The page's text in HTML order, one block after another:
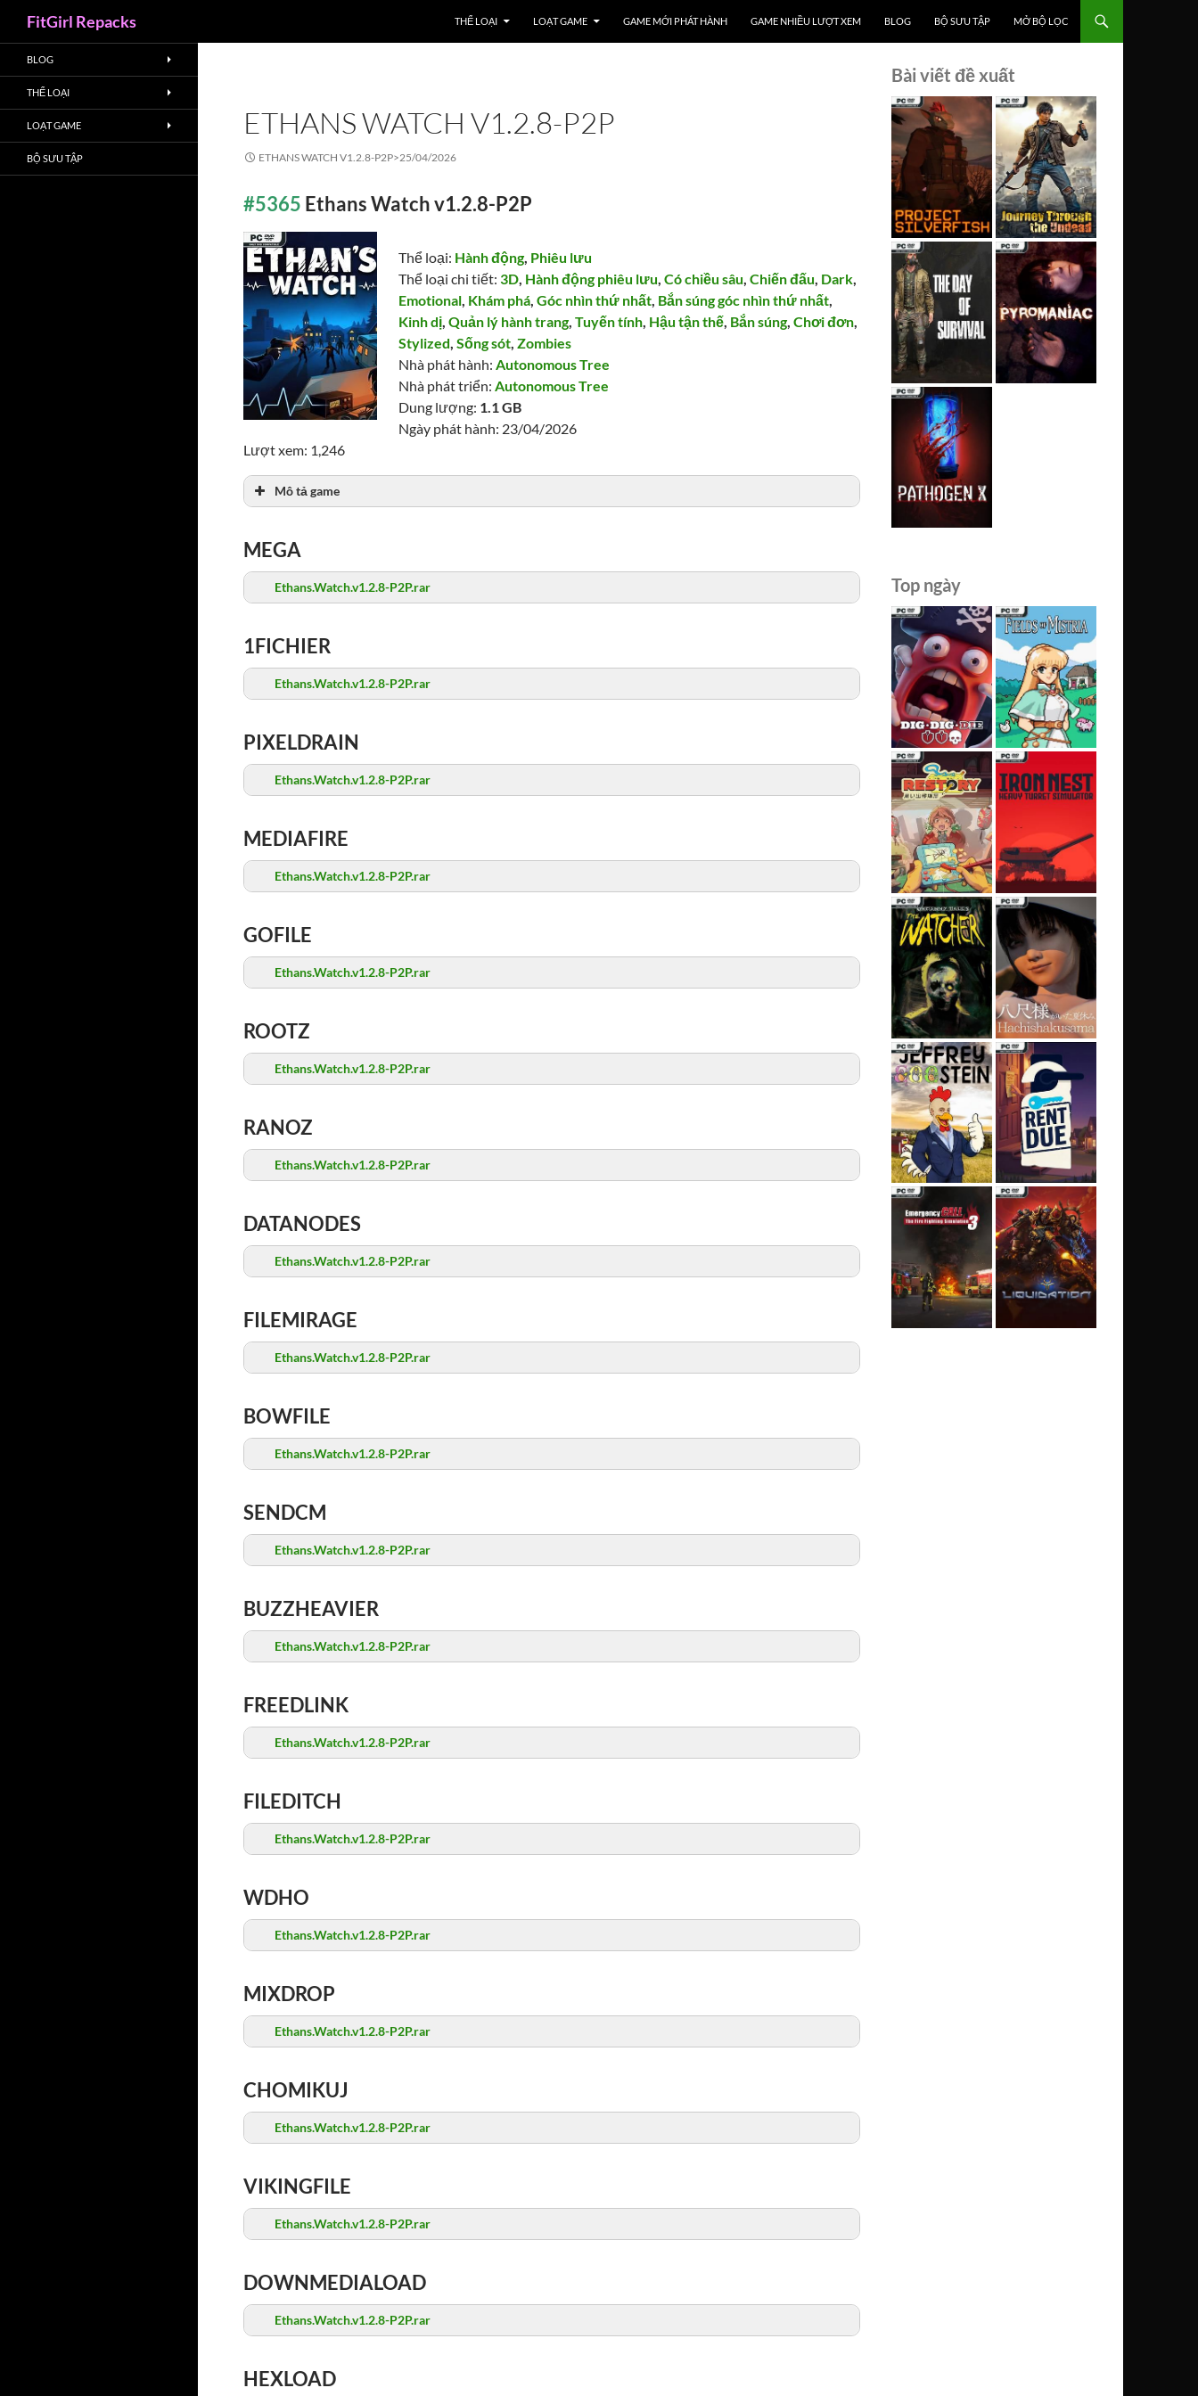
FitGirl Repacks THỂ LOẠI LOẠT GAME GAME MỚI PHÁT HÀNH GAME NHIỀU LƯỢT XEM BLOG BỘ SƯU TẬP MỞ BỘ LỌC
ETHANS WATCH V1.2.8-P2P
ETHANS WATCH V1.2.8-P2P>25/04/2026
#5365 Ethans Watch v1.2.8-P2P
Thể loại: Hành động, Phiêu lưu
Thể loại chi tiết: 3D, Hành động phiêu lưu,Có chiều sâu,Chiến đấu, Dark,
Emotional, Khám phá,Góc nhìn thứ nhất, Bắn súng góc nhìn thứ nhất,
Kinh dị,Quản lý hành trang,Tuyến tính, Hậu tận thế, Bắn súng,Chơi đơn,
Stylized,Sống sót,Zombies
Nhà phát hành:Autonomous Tree
Nhà phát triển:Autonomous Tree
Dung lượng: 1.1 GB
Ngày phát hành: 23/04/2026
Lượt xem: 1,246
Mô tả game
MEGA
Ethans.Watch.v1.2.8-P2P.rar
1FICHIER
Ethans.Watch.v1.2.8-P2P.rar
PIXELDRAIN
Ethans.Watch.v1.2.8-P2P.rar
MEDIAFIRE
Ethans.Watch.v1.2.8-P2P.rar
GOFILE
Ethans.Watch.v1.2.8-P2P.rar
ROOTZ
Ethans.Watch.v1.2.8-P2P.rar
RANOZ
Ethans.Watch.v1.2.8-P2P.rar
DATANODES
Ethans.Watch.v1.2.8-P2P.rar
FILEMIRAGE
Ethans.Watch.v1.2.8-P2P.rar
BOWFILE
Ethans.Watch.v1.2.8-P2P.rar
SENDCM
Ethans.Watch.v1.2.8-P2P.rar
BUZZHEAVIER
Ethans.Watch.v1.2.8-P2P.rar
FREEDLINK
Ethans.Watch.v1.2.8-P2P.rar
FILEDITCH
Ethans.Watch.v1.2.8-P2P.rar
WDHO
Ethans.Watch.v1.2.8-P2P.rar
MIXDROP
Ethans.Watch.v1.2.8-P2P.rar
CHOMIKUJ
Ethans.Watch.v1.2.8-P2P.rar
VIKINGFILE
Ethans.Watch.v1.2.8-P2P.rar
DOWNMEDIALOAD
Ethans.Watch.v1.2.8-P2P.rar
HEXLOAD
Bài viết đề xuất
Top ngày
BLOG
THỂ LOẠI
LOẠT GAME
BỘ SƯU TẬP